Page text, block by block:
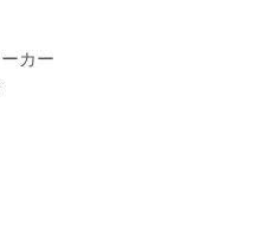
カー